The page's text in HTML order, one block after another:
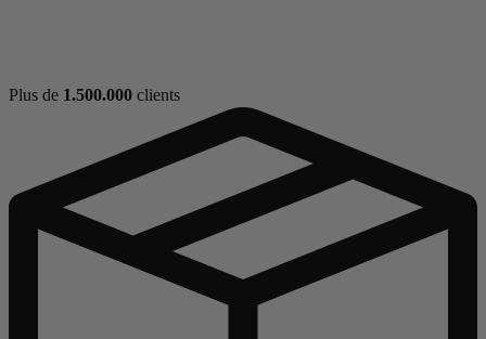
Plus de 1.500.000 clients